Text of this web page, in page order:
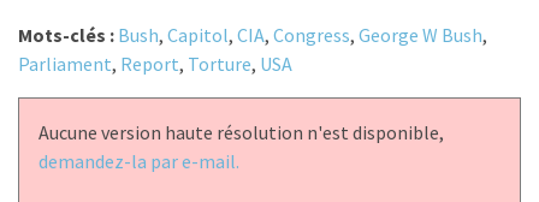
Mots-clés : Bush, Capitol, CIA, Congress, George W Bush,
Parliament, Report, Torture, USA
Aucune version haute résolution n'est disponible,
demandez-la par e-mail.